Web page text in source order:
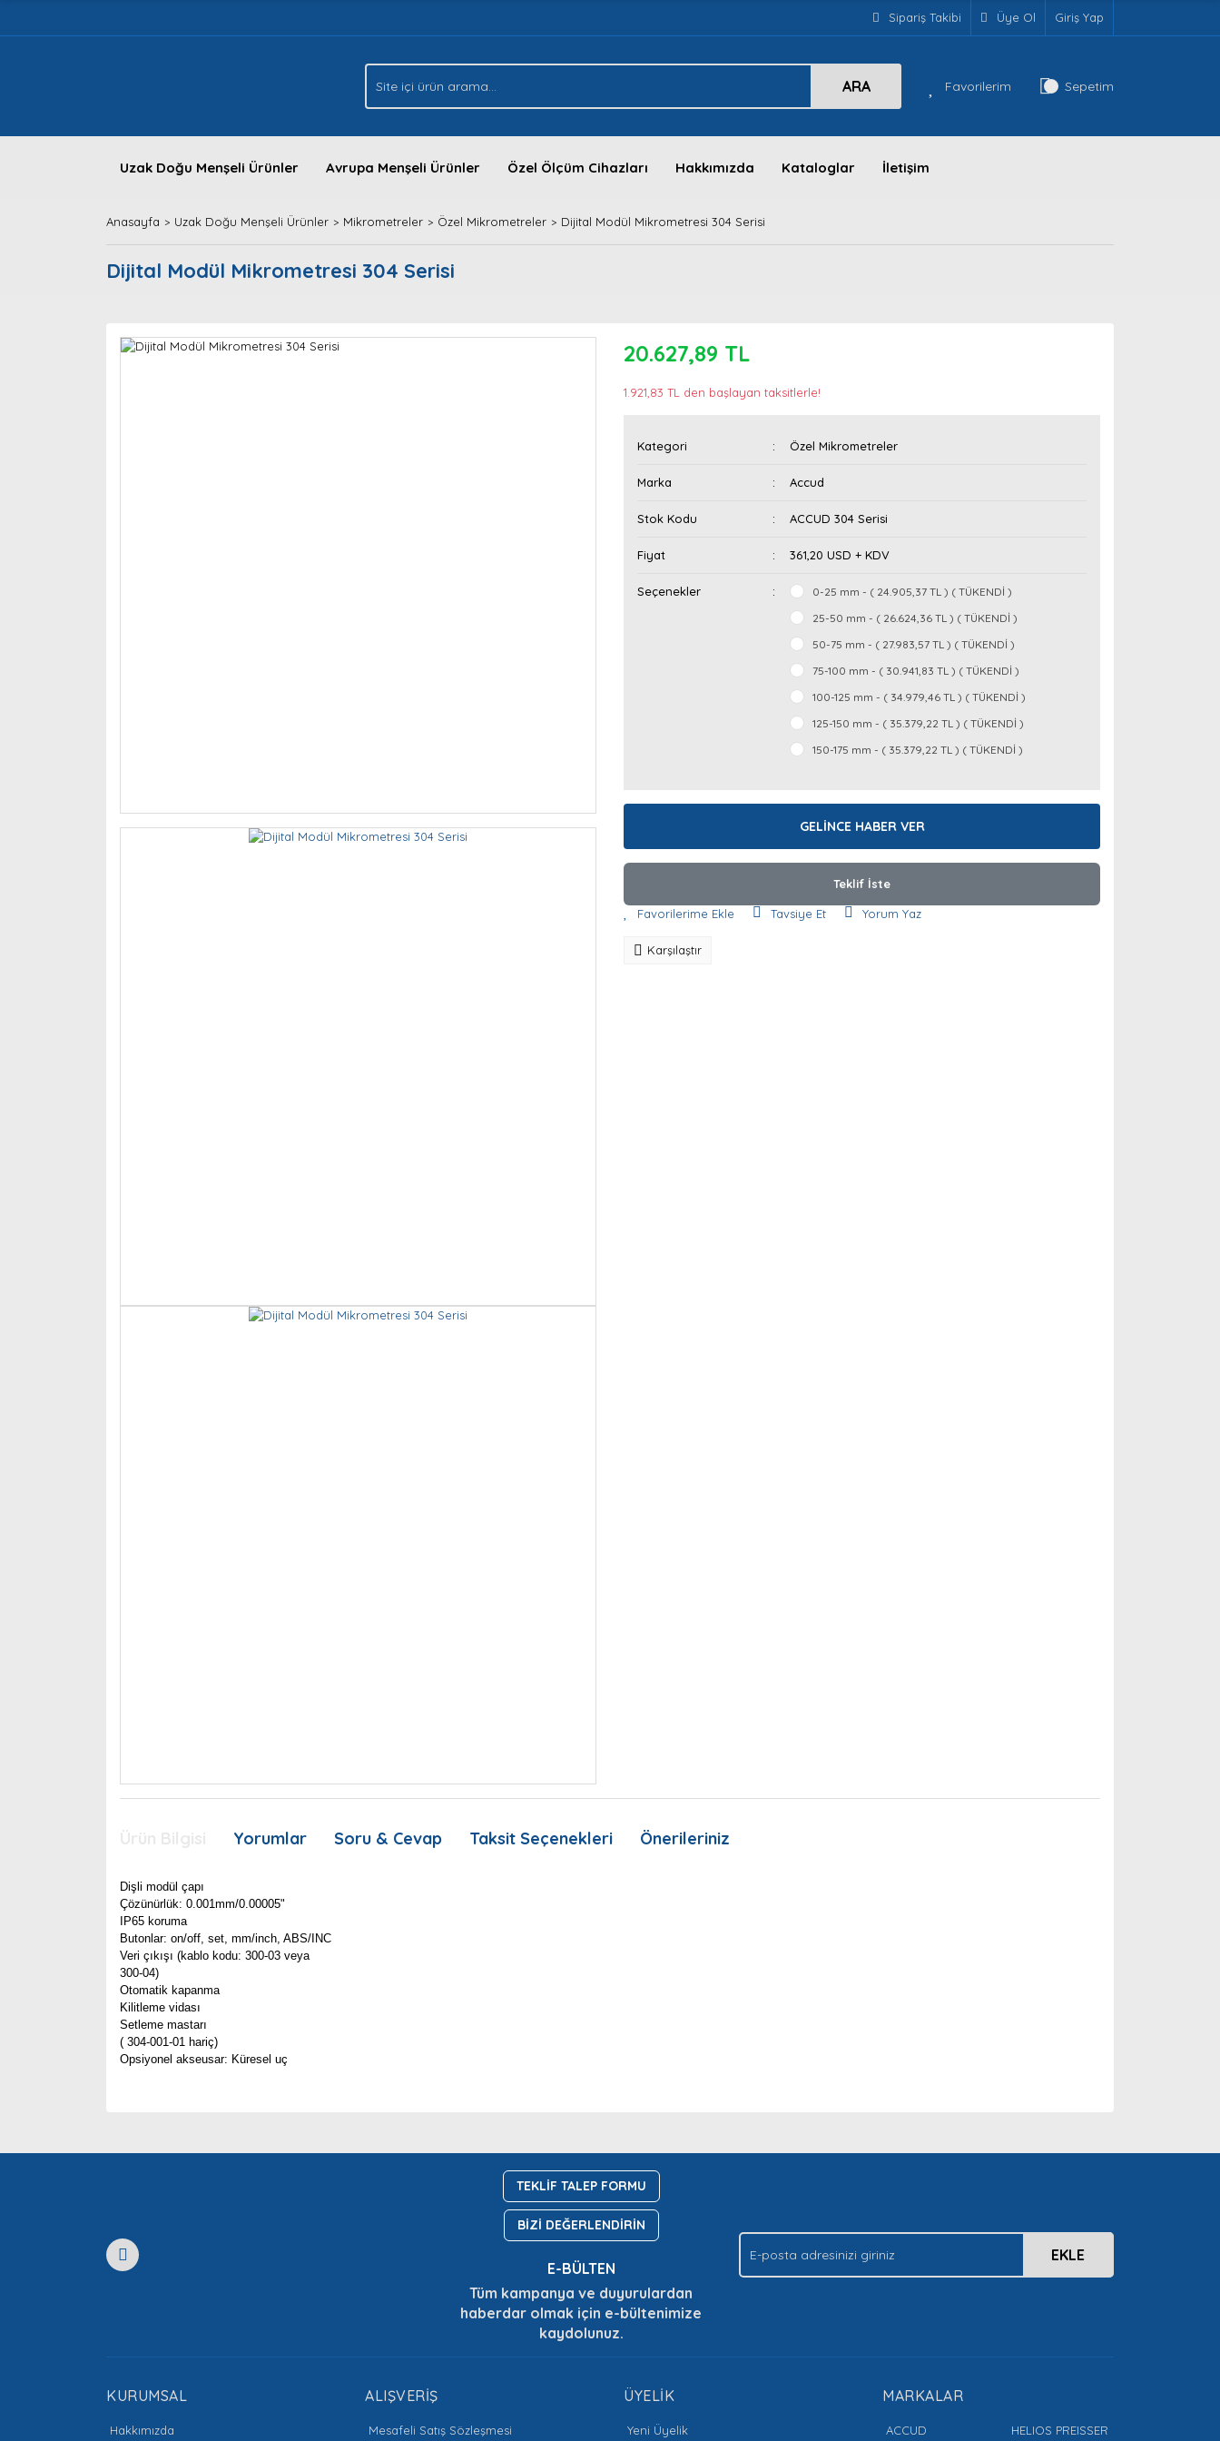
Sipariş Takibi Üye Ol Giriş Yap
ARA Favorilerim Sepetim
Uzak Doğu Menşeli Ürünler Avrupa Menşeli Ürünler Özel Ölçüm Cihazları Hakkımızda Kataloglar İletişim
Anasayfa Uzak Doğu Menşeli Ürünler Mikrometreler Özel Mikrometreler Dijital Modül Mikrometresi 304 Serisi
Dijital Modül Mikrometresi 304 Serisi
20.627,89 TL
1.921,83 TL den başlayan taksitlerle!
Kategori Özel Mikrometreler
Marka Accud
Stok Kodu ACCUD 304 Serisi
Fiyat 361,20 USD + KDV
Seçenekler
0-25 mm - ( 24.905,37 TL ) ( TÜKENDİ )
25-50 mm - ( 26.624,36 TL ) ( TÜKENDİ )
50-75 mm - ( 27.983,57 TL ) ( TÜKENDİ )
75-100 mm - ( 30.941,83 TL ) ( TÜKENDİ )
100-125 mm - ( 34.979,46 TL ) ( TÜKENDİ )
125-150 mm - ( 35.379,22 TL ) ( TÜKENDİ )
150-175 mm - ( 35.379,22 TL ) ( TÜKENDİ )
GELİNCE HABER VER
Teklif İste
Tavsiye Et Yorum Yaz
Karşılaştır
Yorumlar Soru & Cevap Taksit Seçenekleri Önerileriniz
Dişli modül çapı
Çözünürlük: 0.001mm/0.00005"
IP65 koruma
Butonlar: on/off, set, mm/inch, ABS/INC
Veri çıkışı (kablo kodu: 300-03 veya
300-04)
Otomatik kapanma
Kilitleme vidası
Setleme mastarı
( 304-001-01 hariç)
Opsiyonel akseusar: Küresel uç
Yorum Yaz
Soru Sor
Gönder
TEKLİF TALEP FORMU
BİZİ DEĞERLENDİRİN
E-BÜLTEN
Tüm kampanya ve duyurulardan
haberdar olmak için e-bültenimize
kaydolunuz.
EKLE
KURUMSAL
Hakkımızda
ALIŞVERİŞ
Mesafeli Satış Sözleşmesi
ÜYELİK
Yeni Üyelik
MARKALAR
ACCUD HELIOS PREISSER